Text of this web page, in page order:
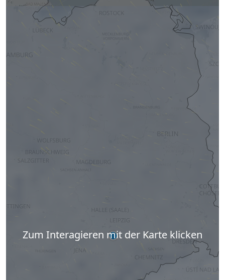
Zum Interagieren mit der Karte klicken